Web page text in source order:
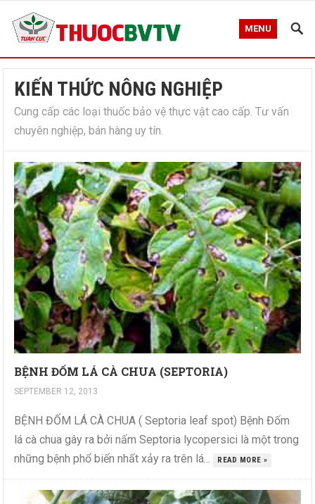
MENU
KIẾN THỨC NÔNG NGHIỆP
Cung cấp các loại thuốc bảo vệ thực vật cao cấp. Tư vấn
chuyên nghiệp, bán hàng uy tín.
BỆNH ĐỐM LÁ CÀ CHUA (SEPTORIA)
SEPTEMBER 12, 2013
BỆNH ĐỐM LÁ CÀ CHUA ( Septoria leaf spot) Bệnh Đốm
lá cà chua gây ra bởi nấm Septoria lycopersici là một trong
những bệnh phổ biến nhất xảy ra trên lá...
READ MORE »